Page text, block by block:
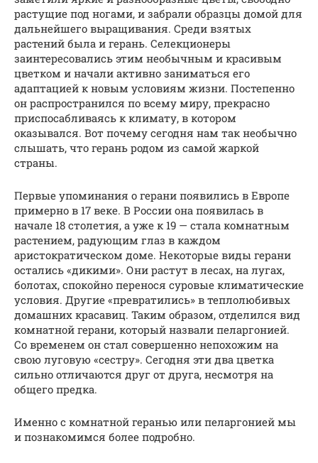
растущие под ногами, и забрали образцы домой для
дальнейшего выращивания. Среди взятых
растений была и герань. Селекционеры
заинтересовались этим необычным и красивым
цветком и начали активно заниматься его
адаптацией к новым условиям жизни. Постепенно
он распространился по всему миру, прекрасно
приспосабливаясь к климату, в котором
оказывался. Вот почему сегодня нам так необычно
слышать, что герань родом из самой жаркой
страны.
Первые упоминания о герани появились в Европе
примерно в 17 веке. В России она появилась в
начале 18 столетия, а уже к 19 — стала комнатным
растением, радующим глаз в каждом
аристократическом доме. Некоторые виды герани
остались «дикими». Они растут в лесах, на лугах,
болотах, спокойно перенося суровые климатические
условия. Другие «превратились» в теплолюбивых
домашних красавиц. Таким образом, отделился вид
комнатной герани, который назвали пеларгонией.
Со временем он стал совершенно непохожим на
свою луговую «сестру». Сегодня эти два цветка
сильно отличаются друг от друга, несмотря на
общего предка.
Именно с комнатной геранью или пеларгонией мы
и познакомимся более подробно.